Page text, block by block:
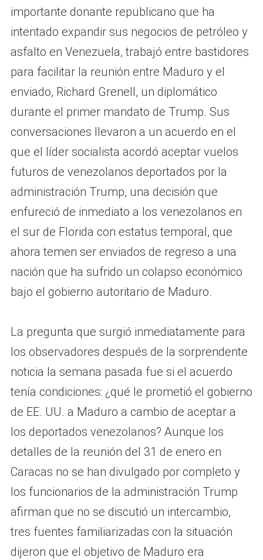
importante donante republicano que ha
intentado expandir sus negocios de petróleo y
asfalto en Venezuela, trabajó entre bastidores
para facilitar la reunión entre Maduro y el
enviado, Richard Grenell, un diplomático
durante el primer mandato de Trump. Sus
conversaciones llevaron a un acuerdo en el
que el líder socialista acordó aceptar vuelos
futuros de venezolanos deportados por la
administración Trump, una decisión que
enfureció de inmediato a los venezolanos en
el sur de Florida con estatus temporal, que
ahora temen ser enviados de regreso a una
nación que ha sufrido un colapso económico
bajo el gobierno autoritario de Maduro.
La pregunta que surgió inmediatamente para
los observadores después de la sorprendente
noticia la semana pasada fue si el acuerdo
tenía condiciones: ¿qué le prometió el gobierno
de EE. UU. a Maduro a cambio de aceptar a
los deportados venezolanos? Aunque los
detalles de la reunión del 31 de enero en
Caracas no se han divulgado por completo y
los funcionarios de la administración Trump
afirman que no se discutió un intercambio,
tres fuentes familiarizadas con la situación
dijeron que el objetivo de Maduro era